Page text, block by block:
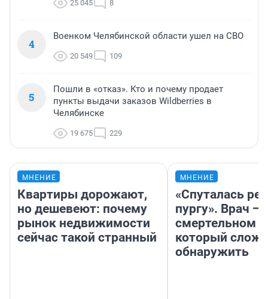
25 045 8
4
Военком Челябинской области ушел на СВО
20 549 109
5
Пошли в «отказ». Кто и почему продает
пункты выдачи заказов Wildberries в
Челябинске
19 675 229
МНЕНИЕ
Квартиры дорожают,
но дешевеют: почему
рынок недвижимости
сейчас такой странный
МНЕНИЕ
«Спуталась
пургу». Врач —
смертельном
который
обнаружить